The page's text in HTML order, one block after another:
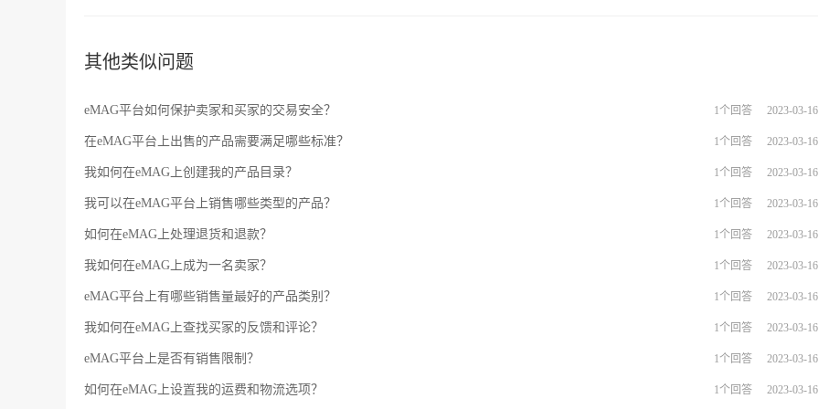
其他类似问题
eMAG平台如何保护卖家和买家的交易安全？ 1个回答 2023-03-16
在eMAG平台上出售的产品需要满足哪些标准？ 1个回答 2023-03-16
我如何在eMAG上创建我的产品目录？ 1个回答 2023-03-16
我可以在eMAG平台上销售哪些类型的产品？ 1个回答 2023-03-16
如何在eMAG上处理退货和退款？ 1个回答 2023-03-16
我如何在eMAG上成为一名卖家？ 1个回答 2023-03-16
eMAG平台上有哪些销售量最好的产品类别？ 1个回答 2023-03-16
我如何在eMAG上查找买家的反馈和评论？ 1个回答 2023-03-16
eMAG平台上是否有销售限制？ 1个回答 2023-03-16
如何在eMAG上设置我的运费和物流选项？ 1个回答 2023-03-16